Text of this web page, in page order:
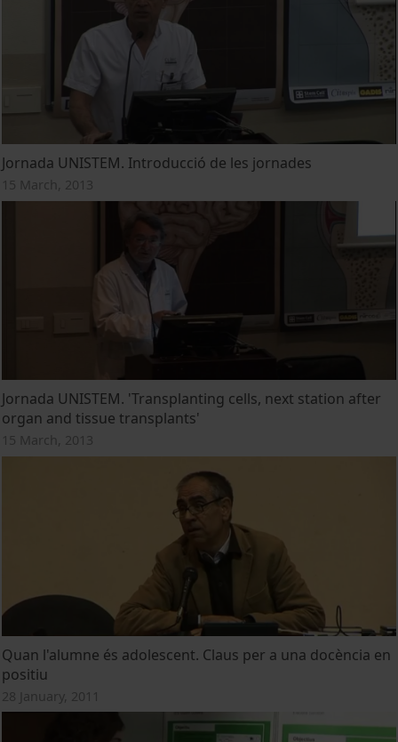
Jornada UNISTEM. Introducció de les jornades
15 March, 2013
Jornada UNISTEM. 'Transplanting cells, next station after
organ and tissue transplants'
15 March, 2013
Quan l'alumne és adolescent. Claus per a una docència en
positiu
28 January, 2011